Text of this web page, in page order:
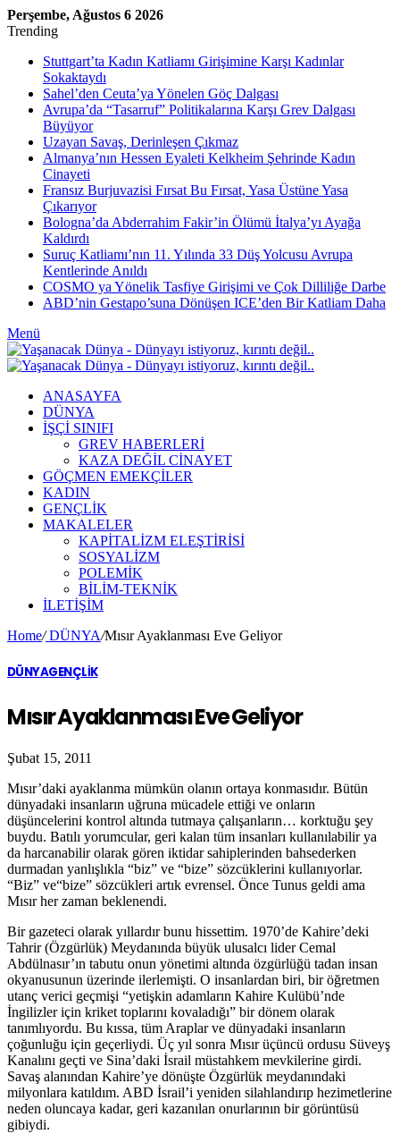
Perşembe, Ağustos 6 2026
Trending
Stuttgart’ta Kadın Katliamı Girişimine Karşı Kadınlar
Sokaktaydı
Sahel’den Ceuta’ya Yönelen Göç Dalgası
Avrupa’da “Tasarruf” Politikalarına Karşı Grev Dalgası
Büyüyor
Uzayan Savaş, Derinleşen Çıkmaz
Almanya’nın Hessen Eyaleti Kelkheim Şehrinde Kadın
Cinayeti
Fransız Burjuvazisi Fırsat Bu Fırsat, Yasa Üstüne Yasa
Çıkarıyor
Bologna’da Abderrahim Fakir’in Ölümü İtalya’yı Ayağa
Kaldırdı
Suruç Katliamı’nın 11. Yılında 33 Düş Yolcusu Avrupa
Kentlerinde Anıldı
COSMO ya Yönelik Tasfiye Girişimi ve Çok Dilliliğe Darbe
ABD’nin Gestapo’suna Dönüşen ICE’den Bir Katliam Daha
Menü
ANASAYFA
DÜNYA
İŞÇİ SINIFI
GREV HABERLERİ
KAZA DEĞİL CİNAYET
GÖÇMEN EMEKÇİLER
KADIN
GENÇLİK
MAKALELER
KAPİTALİZM ELEŞTİRİSİ
SOSYALİZM
POLEMİK
BİLİM-TEKNİK
ILETIŞIM
Home/DÜNYA/Mısır Ayaklanması Eve Geliyor
DÜNYAGENÇLİK
Mısır Ayaklanması Eve Geliyor
Şubat 15, 2011
Mısır’daki ayaklanma mümkün olanın ortaya konmasıdır. Bütün
dünyadaki insanların uğruna mücadele ettiği ve onların
düşüncelerini kontrol altında tutmaya çalışanların… korktuğu şey
buydu. Batılı yorumcular, geri kalan tüm insanları kullanılabilir ya
da harcanabilir olarak gören iktidar sahiplerinden bahsederken
durmadan yanlışlıkla “biz” ve “bize” sözcüklerini kullanıyorlar.
“Biz” ve“bize” sözcükleri artık evrensel. Önce Tunus geldi ama
Mısır her zaman beklenendi.
Bir gazeteci olarak yıllardır bunu hissettim. 1970’de Kahire’deki
Tahrir (Özgürlük) Meydanında büyük ulusalcı lider Cemal
Abdülnasır’ın tabutu onun yönetimi altında özgürlüğü tadan insan
okyanusunun üzerinde ilerlemişti. O insanlardan biri, bir öğretmen
utanç verici geçmişi “yetişkin adamların Kahire Kulübü’nde
İngilizler için kriket toplarını kovaladığı” bir dönem olarak
tanımlıyordu. Bu kıssa, tüm Araplar ve dünyadaki insanların
çoğunluğu için geçerliydi. Üç yıl sonra Mısır üçüncü ordusu Süveyş
Kanalını geçti ve Sina’daki İsrail müstahkem mevkilerine girdi.
Savaş alanından Kahire’ye dönüşte Özgürlük meydanındaki
milyonlara katıldım. ABD İsrail’i yeniden silahlandırıp hezimetlerine
neden oluncaya kadar, geri kazanılan onurlarının bir görüntüsü
gibiydi.